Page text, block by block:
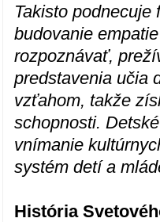
Takisto
budovanie
rozpoznávať,
predstavenia učia
vzťahom, takže
schopnosti.
vnímanie
systém detí a
História